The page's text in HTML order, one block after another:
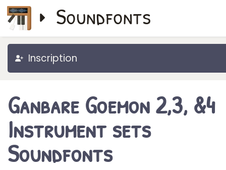
Soundfonts
Inscription
Ganbare Goemon 2,3, &4
Instrument sets
Soundfonts